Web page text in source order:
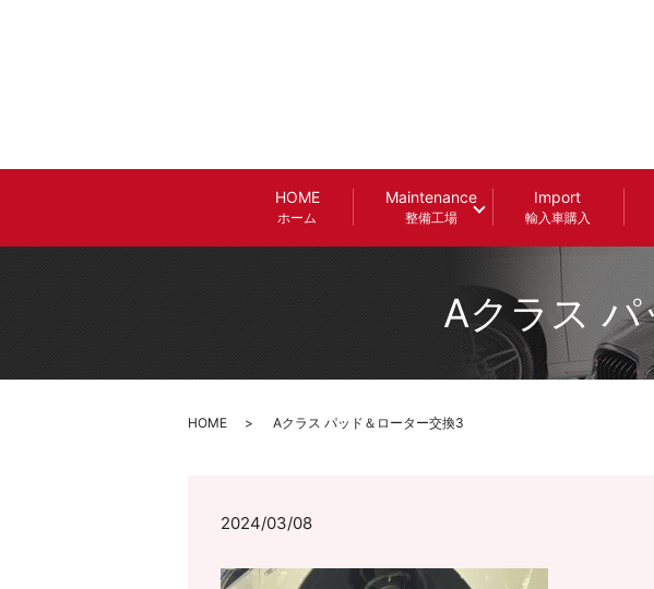
HOME
ホーム
Maintenance
整備工場
Import
輸入車購入
Aクラス
HOME Aクラス パッド＆ローター交換3
2024/03/08